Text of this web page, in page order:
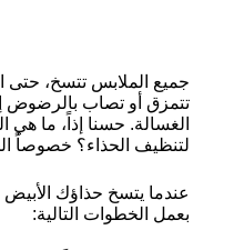
جميع الملابس تتسخ، حتى
تتمزق أو تصاب
الغسالة. حسنا إذاً، ما هي
لتنظيف الحذاء؟ خصوصاً
عندما يتسخ حذاؤك الأبيض
بعمل الخطوات التالية: